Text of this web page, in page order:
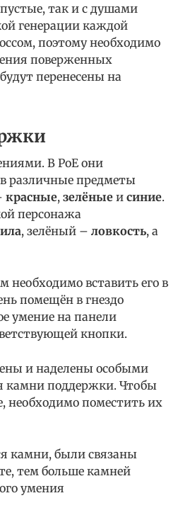
так и с душами
генерации каждой
поэтому необходимо
поверженных
перенесены на
В PoE они
различные предметы
красные, зелёные и синие.
персонажа
, зелёный – ловкость, а
вставить его в
помещён в гнездо
умение на панели
кнопки.
и наделены особыми
камни поддержки. Чтобы
необходимо поместить их
камни, были связаны
тем больше камней
умения